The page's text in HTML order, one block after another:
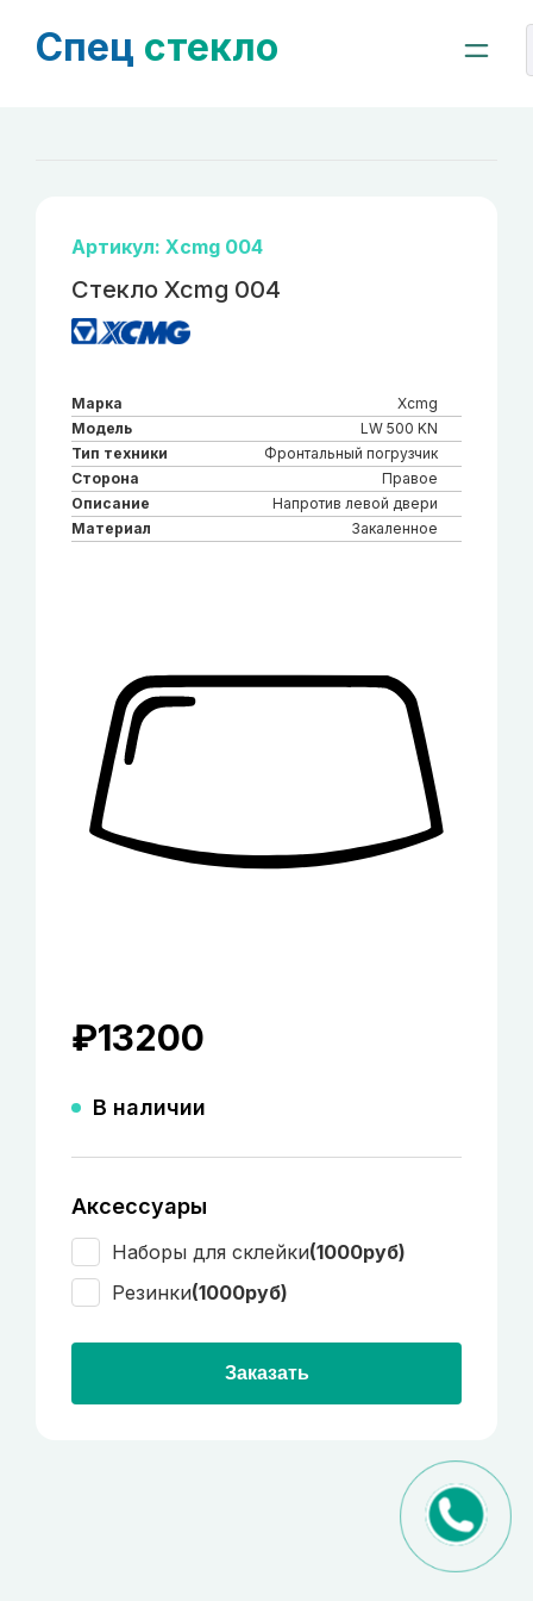
Спец стекло
Артикул: Xcmg 004
Стекло Xcmg 004
Марка
Xcmg
Модель
LW 500 KN
Тип техники
Фронтальный погрузчик
Сторона
Правое
Описание
Напротив левой двери
Материал
Закаленное
₽13200
В наличии
Аксессуары
Наборы для склейки(1000руб)
Резинки(1000руб)
Заказать